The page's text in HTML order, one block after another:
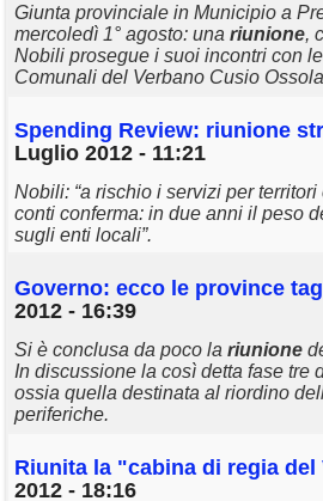
Giunta provinciale in Municipio a
mercoledì 1° agosto: una riunione,
Nobili prosegue i suoi incontri con
Comunali del Verbano Cusio
Spending Review: riunione
Luglio 2012 - 11:21
Nobili: “a rischio i servizi per
conti conferma: in due anni il peso
sugli enti locali”.
Governo: ecco le province
2012 - 16:39
Si è conclusa da poco la riunione
In discussione la così detta fase tre
ossia quella destinata al riordino
periferiche.
Riunita la "cabina di regia del
2012 - 18:16